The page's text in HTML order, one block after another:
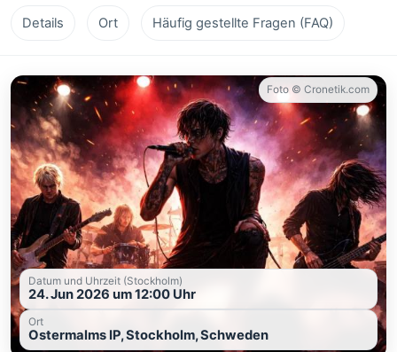
Details Ort Häufig gestellte Fragen (FAQ)
Foto © Cronetik.com
Datum und Uhrzeit (Stockholm)
24. Jun 2026 um 12:00 Uhr
Ort
Ostermalms IP, Stockholm, Schweden